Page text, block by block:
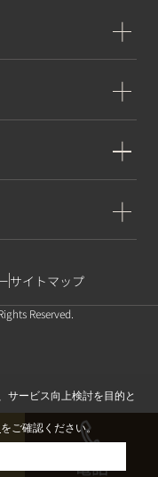
サイトマップ
Reserved.
サービス向上検討を目的と
をご確認ください。